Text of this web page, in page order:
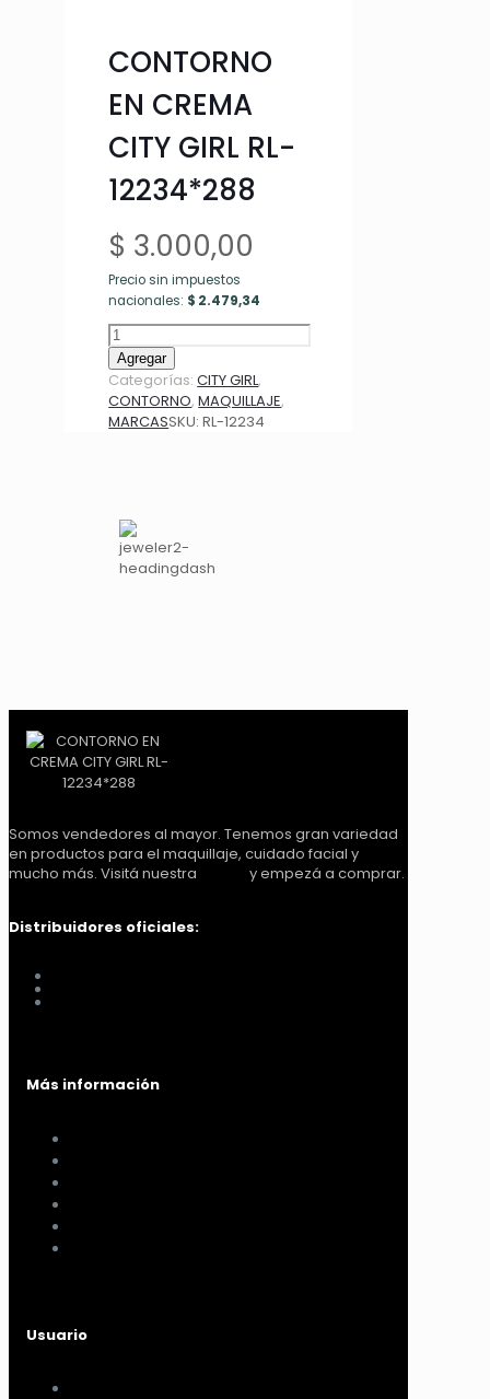
CONTORNO
EN CREMA
CITY GIRL RL-
12234*288
$ 3.000,00
Precio sin impuestos
nacionales: $ 2.479,34
CONTORNO
EN
CREMA
CITY
GIRL
Agregar
Categorías:CITY GIRL,
CONTORNO,MAQUILLAJE,
MARCASSKU:RL-12234
Somos vendedores al mayor. Tenemos gran variedad
en productos para el maquillaje, cuidado facial y
mucho más. Visitá nuestra
y empezá a comprar.
Distribuidores oficiales:
Más información
Usuario